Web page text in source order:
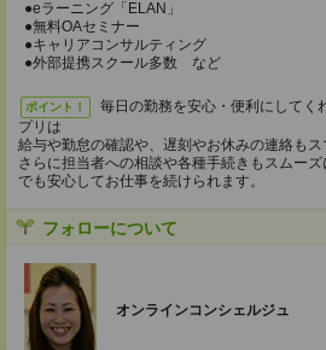
●eラーニング「ELAN」
●無料OAセミナー
●キャリアコンサルティング
●外部提携スクール多数 など
ポイント！
毎日の勤務を安心・便利にしてく
プリは
給与や勤怠の確認や、遅刻やお休みの連絡もス
さらに担当者への相談や各種手続きもスムー
でも安心してお仕事を続けられます。
フォローについて
オンラインコンシェルジュ